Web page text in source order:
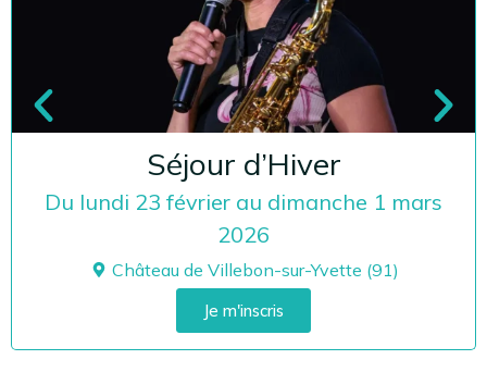
Séjour d’Hiver
Du lundi 23 février au dimanche 1 mars
2026
Château de Villebon-sur-Yvette (91)
Je m'inscris